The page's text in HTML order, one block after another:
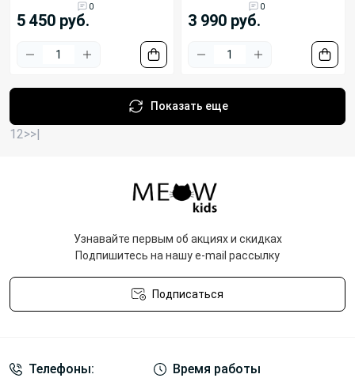
0
5 450 руб.
0
3 990 руб.
Показать еще
1 2>>|
Узнавайте первым об акциях и скидках
Подпишитесь на нашу e-mail рассылку
Подписаться
Телефоны: Время работы